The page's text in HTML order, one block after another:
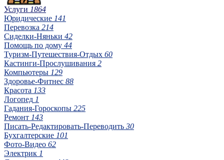
Услуги 1864
Юридические 141
Перевозка 214
Сиделки-Няньки 42
Помощь по дому 44
Туризм-Путешествия-Отдых 60
Кастинги-Прослушивания 2
Компьютеры 129
Здоровье-Фитнес 88
Красота 133
Логопед 1
Гадания-Гороскопы 225
Ремонт 143
Писать-Редактировать-Переводить 30
Бухгалтерские 101
Фото-Видео 62
Электрик 1